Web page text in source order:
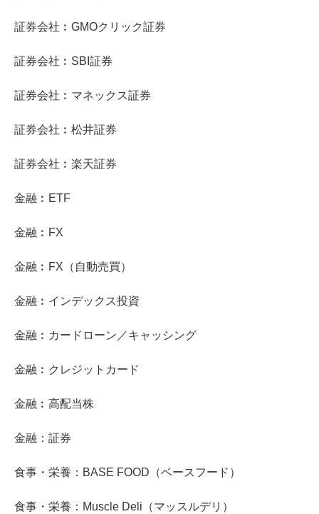
証券会社︰GMOクリック証券
証券会社︰SBI証券
証券会社︰マネックス証券
証券会社︰松井証券
証券会社︰楽天証券
金融︰ETF
金融︰FX
金融︰FX（自動売買）
金融︰インデックス投資
金融︰カードローン／キャッシング
金融︰クレジットカード
金融︰高配当株
金融：証券
食事・栄養：BASE FOOD（ベースフード）
食事・栄養：Muscle Deli（マッスルデリ）